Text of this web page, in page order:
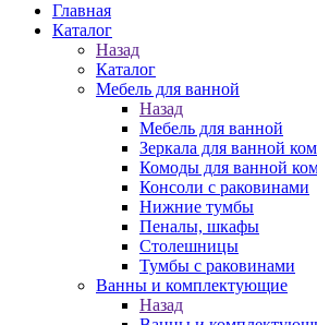
Главная
Каталог
Назад
Каталог
Мебель для ванной
Назад
Мебель для ванной
Зеркала для ванной
Комоды для ванной
Консоли с раковинами
Нижние тумбы
Пеналы, шкафы
Столешницы
Тумбы с раковинами
Ванны и комплектующие
Назад